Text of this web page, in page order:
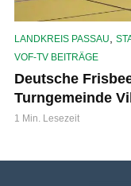
LANDKREIS PASSAU
VOF-TV BEITRÄGE
Deutsche
Turngemeinde
1 Min. Lesezeit